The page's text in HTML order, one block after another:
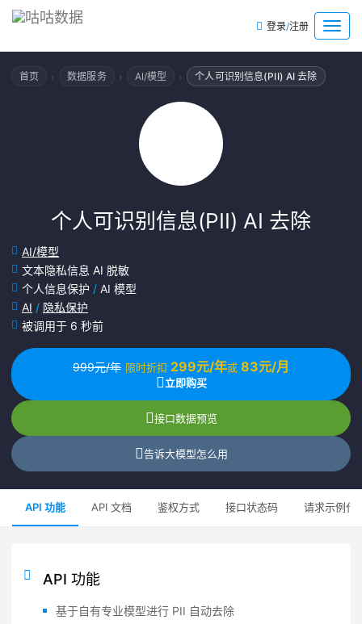
菜
单
登录/注册
首页 › 数据服务 › AI/模型 › 个人可识别信息(PII) AI 去除
个人可识别信息(PII) AI 去除
AI/模型
文本隐私信息 AI 脱敏
个人信息保护 / AI 模型
AI / 隐私保护
被调用于 6 秒前
999元/年 限时折扣 299元/年或 83元/月
立即购买
接口数据预览
告诉大模型怎么用
API 功能 API 文档 鉴权方式 接口状态码 请求示例代
API 功能
基于自有专业模型进行 PII 自动去除